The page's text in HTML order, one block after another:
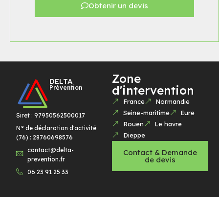
Obtenir un devis
DELTA
Prévention
Siret : 97950562500017
N° de déclaration d'activité
(76) : 28760698576
contact@delta-
prevention.fr
06 23 91 25 33
Zone
d'intervention
France
Normandie
Seine-maritime
Eure
Rouen
Le havre
Dieppe
Contact & Demande
de devis